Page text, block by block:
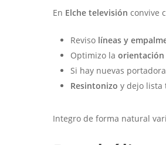
En Elche televisión convive
Reviso líneas y
Optimizo laorientación
Si hay nuevas
Resintonizo y dejo lista
Integro de forma natural